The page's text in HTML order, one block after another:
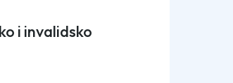
i invalidsko